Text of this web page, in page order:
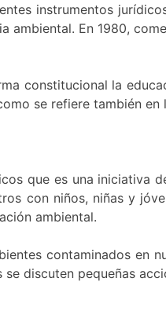
instrumentos
En 1980,
constitucional la
se refiere también en
que es una iniciativa
con niños, niñas y
ambiental.
contaminados en
discuten pequeñas